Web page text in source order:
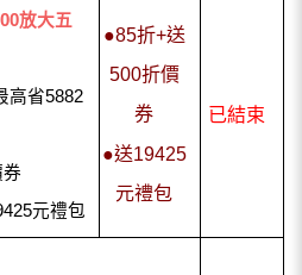
放大五
高省5882
元禮包
●85折+送
500折價
券
●送19425
元禮包
已結束